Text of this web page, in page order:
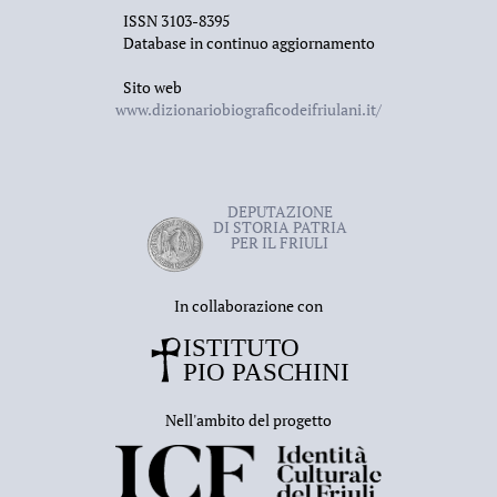
ISSN 3103-8395
Database in continuo aggiornamento
Sito web
www.dizionariobiograficodeifriulani.it/
DEPUTAZIONE
DI STORIA PATRIA
PER IL FRIULI
In collaborazione con
Nell'ambito del progetto